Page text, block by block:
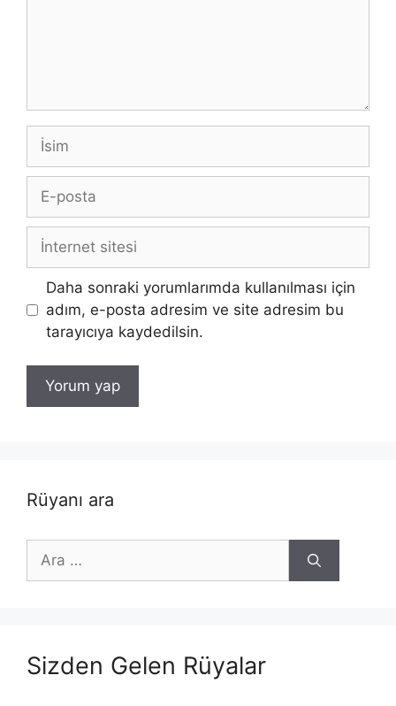
İsim
posta
İnternet
sitesi
Daha sonraki yorumlarımda kullanılması için
adım, e-posta adresim ve site adresim bu
tarayıcıya kaydedilsin.
Rüyanı ara
için
Sizden Gelen Rüyalar